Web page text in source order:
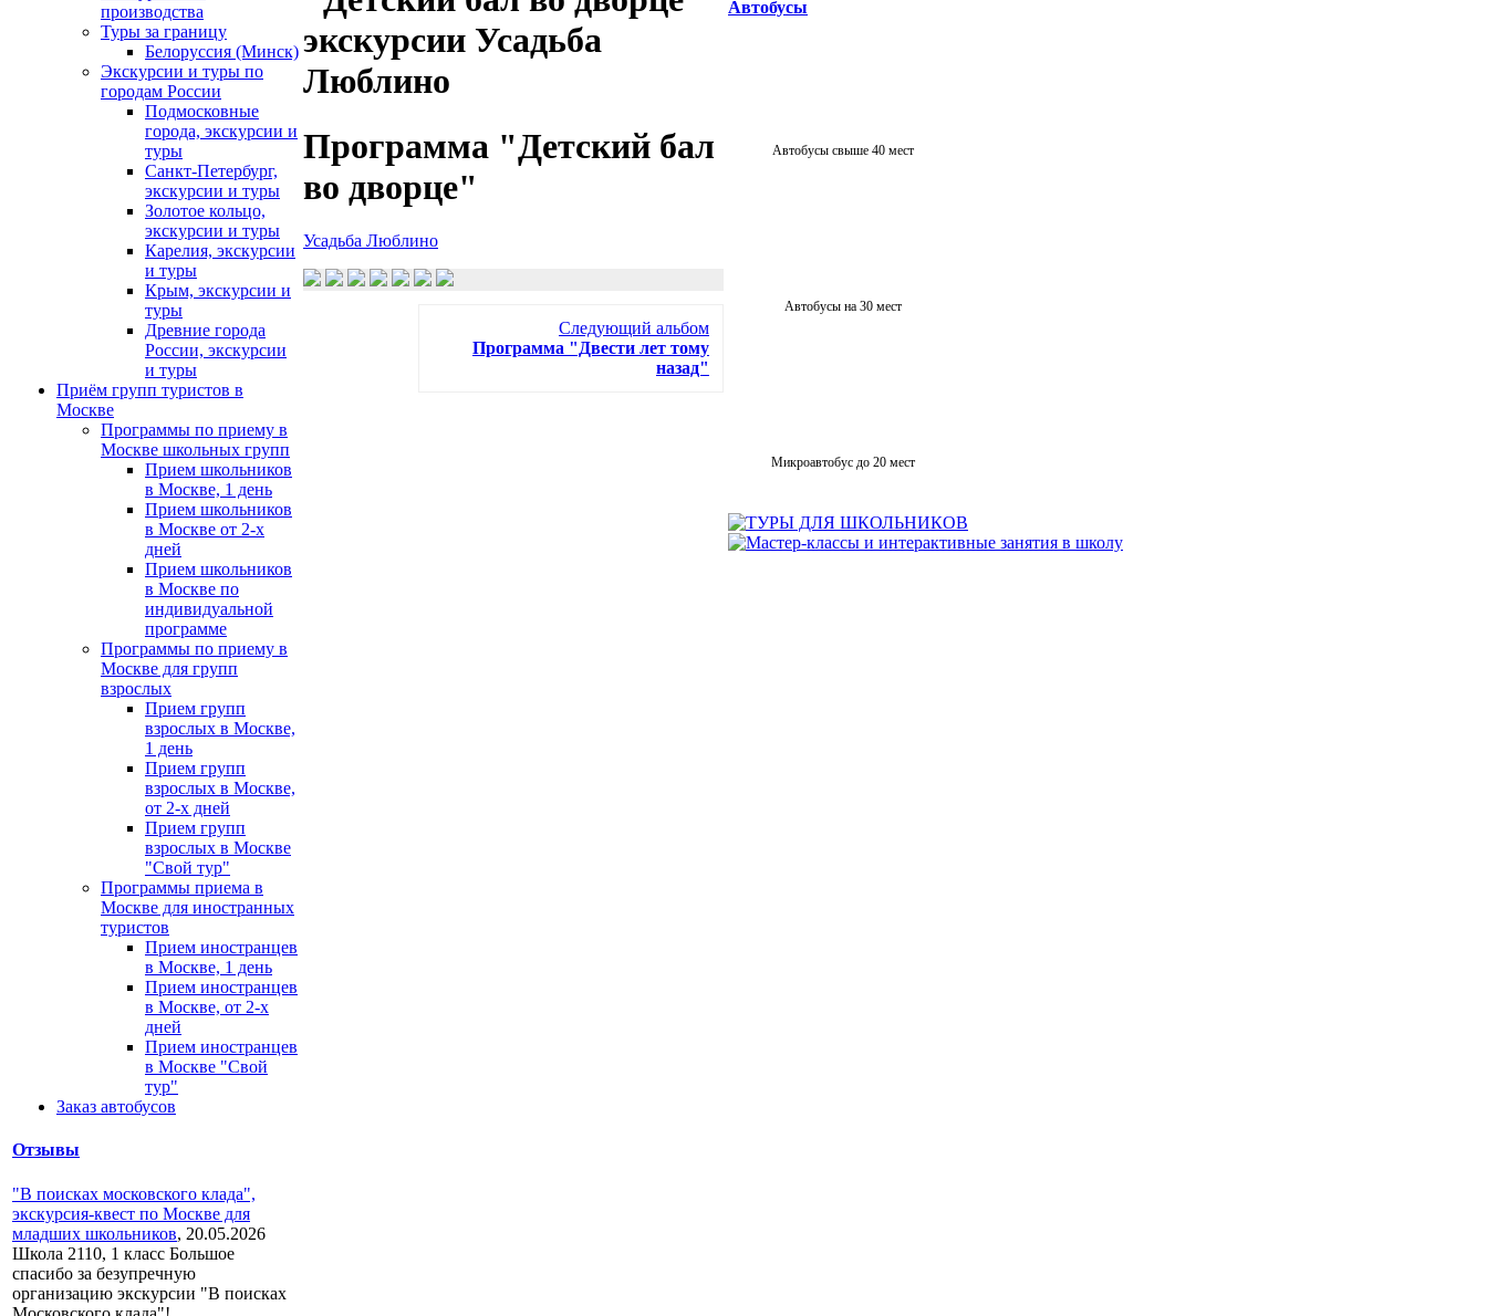
производства
Туры за границу
Белоруссия (Минск)
Экскурсии и туры по
городам России
Подмосковные
города, экскурсии и
туры
Санкт-Петербург,
экскурсии и туры
Золотое кольцо,
экскурсии и туры
Карелия, экскурсии
и туры
Крым, экскурсии и
туры
Древние города
России, экскурсии
и туры
Приём групп туристов в
Москве
Программы по приему в
Москве школьных групп
Прием школьников
в Москве, 1 день
Прием школьников
в Москве от 2-х
дней
Прием школьников
в Москве по
индивидуальной
программе
Программы по приему в
Москве для групп
взрослых
Прием групп
взрослых в Москве,
1 день
Прием групп
взрослых в Москве,
от 2-х дней
Прием групп
взрослых в Москве
"Свой тур"
Программы приема в
Москве для иностранных
туристов
Прием иностранцев
в Москве, 1 день
Прием иностранцев
в Москве, от 2-х
дней
Прием иностранцев
в Москве "Свой
тур"
Заказ автобусов
Отзывы
"В поисках московского клада",
экскурсия-квест по Москве для
младших школьников, 20.05.2026
Школа 2110, 1 класс Большое
спасибо за безупречную
организацию экскурсии "В поисках
экскурсии Усадьба
Люблино
Программа "Детский бал
во дворце"
Усадьба Люблино
Следующий альбом
Программа "Двести лет тому
назад"
Автобусы
Автобусы свыше 40 мест
Автобусы на 30 мест
Микроавтобус до 20 мест